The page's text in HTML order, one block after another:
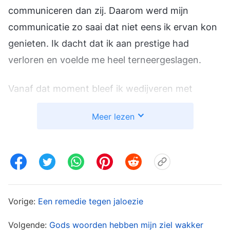
communiceren dan zij. Daarom werd mijn
communicatie zo saai dat niet eens ik ervan kon
genieten. Ik dacht dat ik aan prestige had
verloren en voelde me heel terneergeslagen.
Vanaf dat moment bleef ik wedijveren met
hoorde van de gesteldheid van broeders en
ze in haar communicatie verweefde met haar
eigen ervaring. Ik zag hoe iedereen tijdens het
luisteren met het hoofd knikte. Sommigen
maakten aantekeningen, en anderen zeiden:
“Van nu af aan hebben we een pad om te
Meer lezen
Vorige: Een remedie tegen jaloezie
Volgende: Gods woorden hebben mijn ziel wakker